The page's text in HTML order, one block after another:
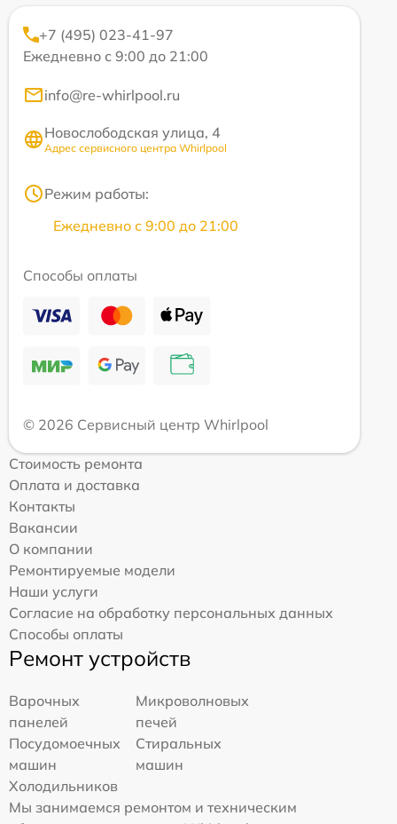
+7 (495) 023-41-97
Ежедневно с 9:00 до 21:00
info@re-whirlpool.ru
Новослободская улица, 4
Адрес сервисного центра Whirlpool
Режим работы:
Ежедневно с 9:00 до 21:00
Способы оплаты
© 2026 Сервисный центр Whirlpool
Стоимость ремонта
Оплата и доставка
Контакты
Вакансии
О компании
Ремонтируемые модели
Наши услуги
Согласие на обработку персональных данных
Способы оплаты
Ремонт устройств
Варочных
панелей
Микроволновых
печей
Посудомоечных
машин
Стиральных
машин
Холодильников
Мы занимаемся ремонтом и техническим